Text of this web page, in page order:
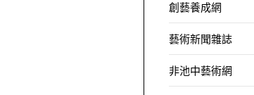
創藝養成網
藝術新聞雜誌
非池中藝術網